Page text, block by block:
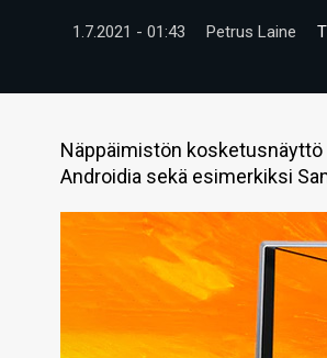
1.7.2021 - 01:43 Petrus Laine
Näppäimistön kosketusnäyttö
Androidia sekä esimerkiksi